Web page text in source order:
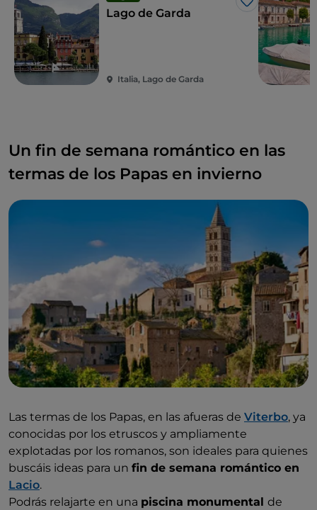
Me gusta
Lago de Garda
Italia, Lago de Garda
Un fin de semana romántico en las
termas de los Papas en invierno
Las termas de los Papas, en las afueras de Viterbo, ya
conocidas por los etruscos y ampliamente
explotadas por los romanos, son ideales para quienes
buscáis ideas para un fin de semana romántico en
Lacio.
Podrás relajarte en una piscina monumental de